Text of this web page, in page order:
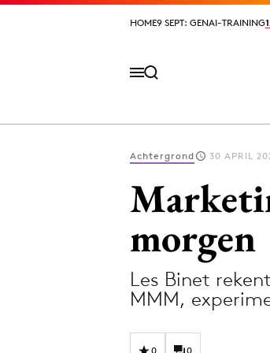
HOME9 SEPT: GENAI-TRAINING
HOME9 SEPT: GENAI-TRAINING
Achtergrond 30 APRIL
morgen
Les Binet
MMM,
0 0